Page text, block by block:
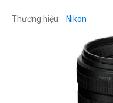
Thương hiệu Nikon